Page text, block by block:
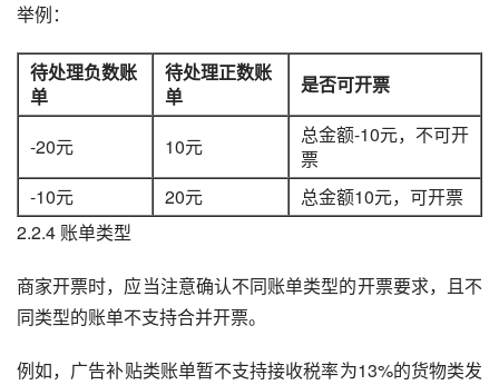
举例：
待处理负数账
单
待处理正数账
单
是否可开票
-20元 10元
总金额-10元，不可开
票
-10元
20元
总金额10元，可开票
2.2.4 账单类型
商家开票时，应当注意确认不同账单类型的开票要求，且不
同类型的账单不支持合并开票。
例如，广告补贴类账单暂不支持接收税率为13%的货物类发